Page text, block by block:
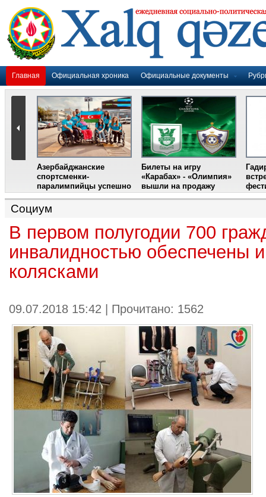
Главная Официальная хроника Официальные документы
Азербайджанские
спортсменки-
паралимпийцы успешно
выступили на III
Международном
фестивале парашютного
Билеты на игру
«Карабах» - «Олимпия»
вышли на продажу
Социум
В первом полугодии 700
инвалидностью обеспечены
колясками
09.07.2018 15:42 | Прочитано: 1562